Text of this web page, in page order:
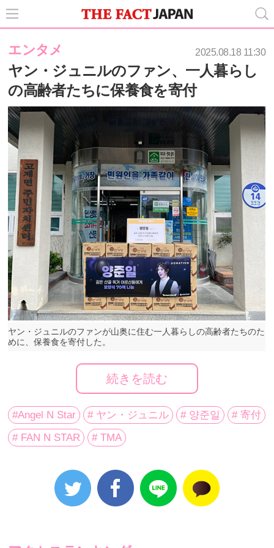
エンタメ 2025.08.18 11:30
ヤン・ジュニルのファン、一人暮らし
の高齢者たちに保養食を寄付
ヤン・ジュニルのファンが山奥に住む一人暮らしの高齢者たちのた
めに、保養食を寄付した。
歌手ヤン・ジュニルのファンが、山奥に住む一人暮ら
しの高齢者たちのために、保養食を寄付した。
８月13日、韓国の慶尚南道・居昌郡加祚面にある行政
福祉センターでは、イム・ヨンウンのファン“ヤン・ジ
ュニルAngel”による保養食の寄付式が行われた。
続きを読む
#Angel N Star # ヤン・ジュニル # 양준일
# 寄付
# FAN N STAR
# TMA